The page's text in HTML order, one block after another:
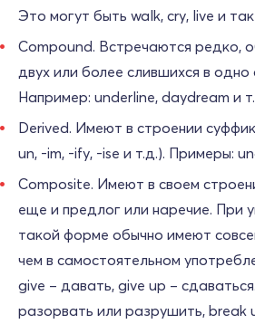
Это могут быть walk, cry, live и
Compound. Встречаются редко,
двух или более слившихся в одно
Например: underline, daydream и
Derived. Имеют в строении
un, -im, -ify, -ise и т.д.). Примеры:
Composite. Имеют в своем
еще и предлог или наречие. При
такой форме обычно имеют
чем в самостоятельном
give – давать, give up –
разорвать или разрушить,